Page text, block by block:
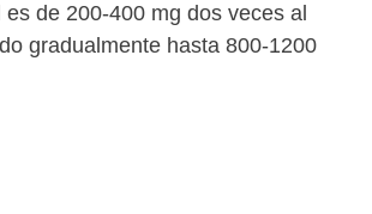
de 200-400 mg dos veces al
gradualmente hasta 800-1200